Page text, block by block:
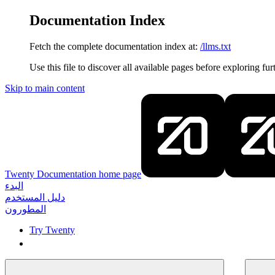
Documentation Index
Fetch the complete documentation index at: /llms.txt
Use this file to discover all available pages before exploring
Skip to main content
Twenty Documentation home page
البدء
دليل المستخدم
المطورون
Try Twenty